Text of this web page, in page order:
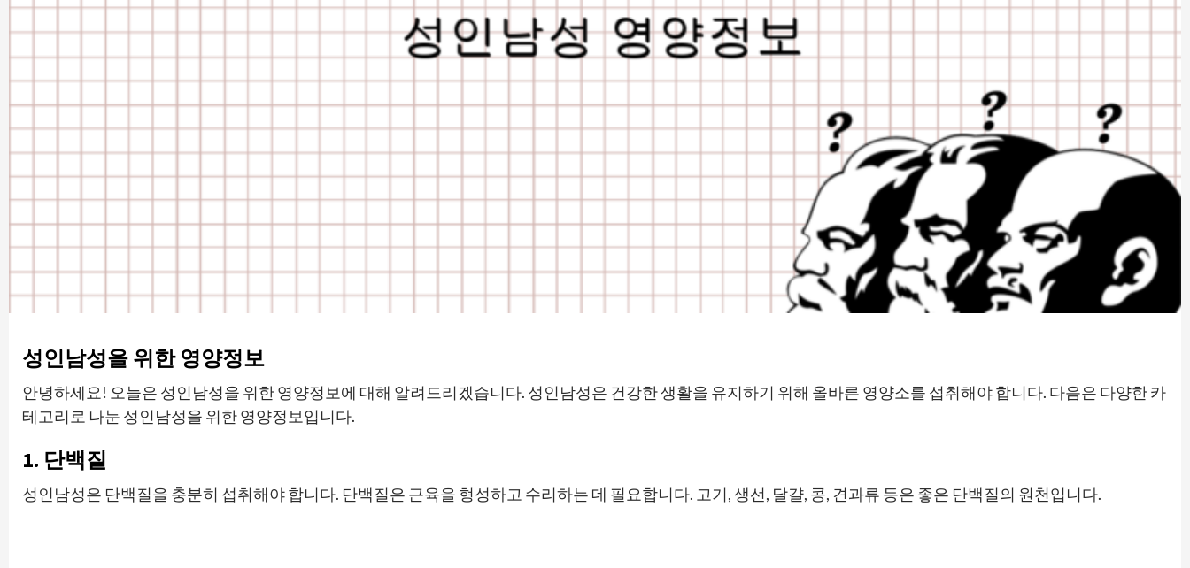
성인남성을 위한 영양정보
안녕하세요! 오늘은 성인남성을 위한 영양정보에 대해 알려드리겠습니다. 성인남성은 건강한 생활을 유지하기 위해 올바른 영양소를 섭취해야 합니다. 다음은 다양한 카
테고리로 나눈 성인남성을 위한 영양정보입니다.
1. 단백질
성인남성은 단백질을 충분히 섭취해야 합니다. 단백질은 근육을 형성하고 수리하는 데 필요합니다. 고기, 생선, 달걀, 콩, 견과류 등은 좋은 단백질의 원천입니다.